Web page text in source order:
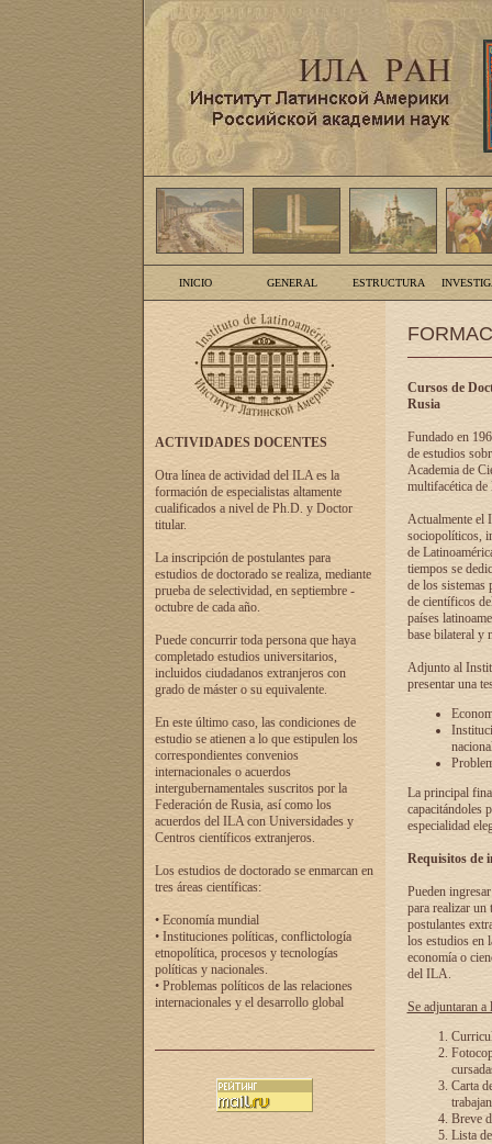
INICIO GENERAL ESTRUCTURA
ACTIVIDADES DOCENTES
Otra línea de actividad del ILA es la
formación de especialistas altamente
cualificados a nivel de Ph.D. y Doctor
titular.
La inscripción de postulantes para
estudios de doctorado se realiza, mediante
prueba de selectividad, en septiembre -
octubre de cada año.
Puede concurrir toda persona que haya
completado estudios universitarios,
incluidos ciudadanos extranjeros con
grado de máster o su equivalente.
En este último caso, las condiciones de
estudio se atienen a lo que estipulen los
correspondientes convenios
internacionales o acuerdos
intergubernamentales suscritos por la
Federación de Rusia, así como los
acuerdos del ILA con Universidades y
Centros científicos extranjeros.
Los estudios de doctorado se enmarcan en
tres áreas científicas:
• Economía mundial
• Instituciones políticas, conflictología
etnopolítica, procesos y tecnologías
políticas y nacionales.
• Problemas políticos de las relaciones
internacionales y el desarrollo global
Cursos de
Rusia
Fundado en
de estudios
Academia de
multifacética de
Actualmente el
sociopolíticos,
de
tiempos se
de los sistemas
de científicos
países
base bilateral y
Adjunto al
presentar una
La principal
capacitándoles
especialidad
Requisitos de
Pueden
para realizar un
postulantes
los estudios en
economía o
del ILA.
Se adjuntaran a
Carta
Breve
Lista